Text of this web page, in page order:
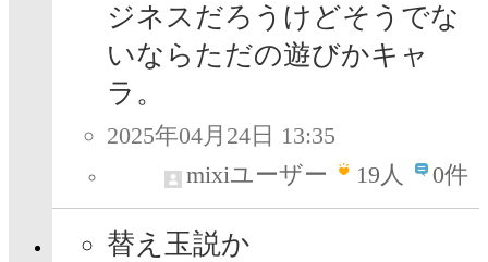
ジネスだろうけどそうでな
いならただの遊びかキャ
ラ。
2025年04月24日 13:35
mixiユーザー
19人 0件
替え玉説か